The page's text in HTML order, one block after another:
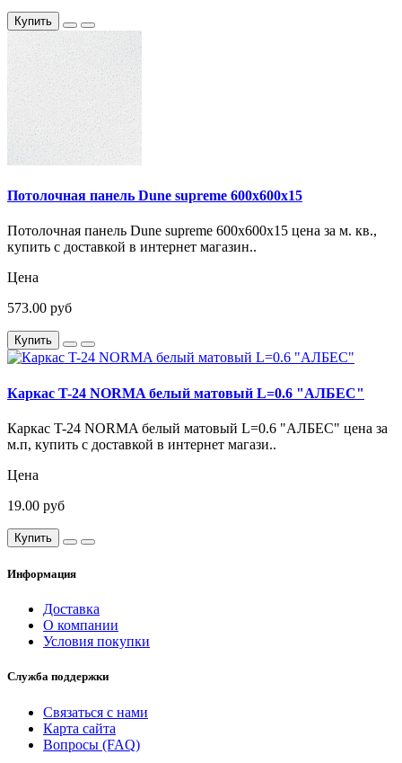
Купить
Потолочная панель Dune supreme 600х600х15
Потолочная панель Dune supreme 600х600х15 цена за м. кв.,
купить с доставкой в интернет магазин..
Цена
573.00 руб
Купить
Каркас T-24 NORMA белый матовый L=0.6 "АЛБЕС"
Каркас T-24 NORMA белый матовый L=0.6 "АЛБЕС" цена за
м.п, купить с доставкой в интернет магази..
Цена
19.00 руб
Купить
Информация
Доставка
О компании
Условия покупки
Служба поддержки
Связаться с нами
Карта сайта
Вопросы (FAQ)